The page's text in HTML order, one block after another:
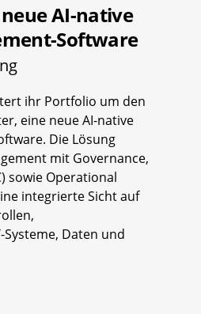
neue AI-native
Software
ihr Portfolio um den
eine neue AI-native
Die Lösung
mit Governance,
sowie Operational
integrierte Sicht auf
Daten und